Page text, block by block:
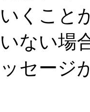
いくこと
いない場
ッセージ